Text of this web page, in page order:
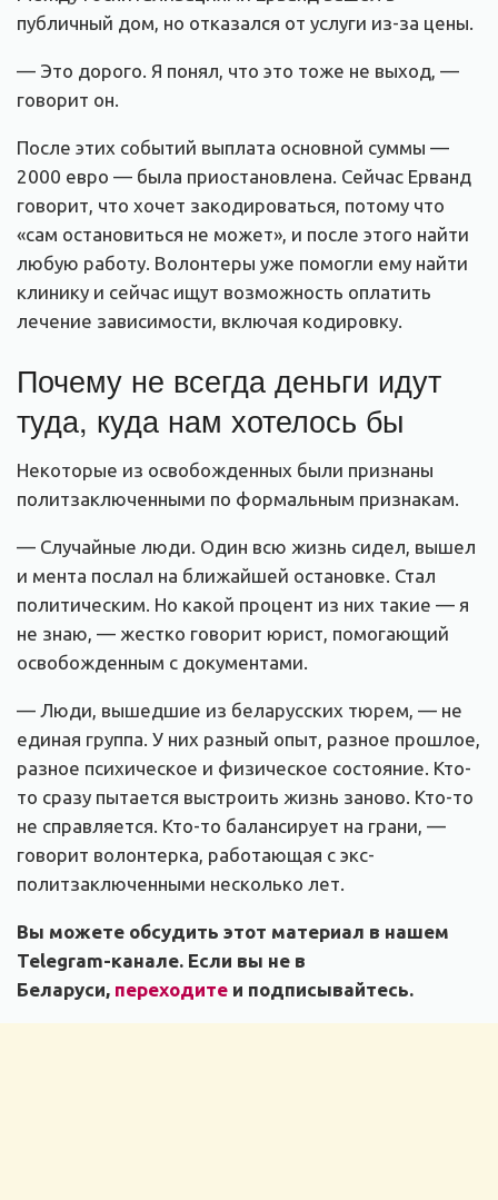
публичный дом, но отказался от услуги из-за цены.
— Это дорого. Я понял, что это тоже не выход, —
говорит он.
После этих событий выплата основной суммы —
2000 евро — была приостановлена. Сейчас Ерванд
говорит, что хочет закодироваться, потому что
«сам остановиться не может», и после этого найти
любую работу. Волонтеры уже помогли ему найти
клинику и сейчас ищут возможность оплатить
лечение зависимости, включая кодировку.
Почему не всегда деньги идут
туда, куда нам хотелось бы
Некоторые из освобожденных были признаны
политзаключенными по формальным признакам.
— Случайные люди. Один всю жизнь сидел, вышел
и мента послал на ближайшей остановке. Стал
политическим. Но какой процент из них такие — я
не знаю, — жестко говорит юрист, помогающий
освобожденным с документами.
— Люди, вышедшие из беларусских тюрем, — не
единая группа. У них разный опыт, разное прошлое,
разное психическое и физическое состояние. Кто-
то сразу пытается выстроить жизнь заново. Кто-то
не справляется. Кто-то балансирует на грани, —
говорит волонтерка, работающая с экс-
политзаключенными несколько лет.
Вы можете обсудить этот материал в нашем
Telegram-канале. Если вы не в
Беларуси, переходите и подписывайтесь.